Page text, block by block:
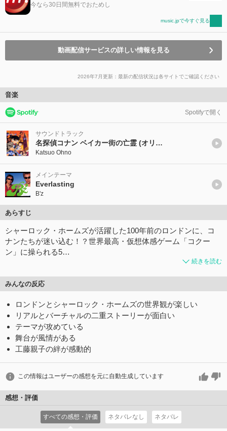
今なら30日間無料でおためし
music.jpで今すぐ見る
動画配信サービスの詳しい情報を見る
2026年7月更新：最新の配信状況は各サイトでご確認ください
音楽
Spotifyで開く
サウンドトラック
名探偵コナン ベイカー街の亡霊 (オリジナル・サウンドトラック)
Katsuo Ohno
メインテーマ
Everlasting
B'z
あらすじ
シャーロック・ホームズが活躍した100年前のロンドンに、コ
ナンたちが迷い込む！？世界最高・仮想体感ゲーム「コクー
ン」に操られる5…
続きを読む
みんなの反応
ロンドンとシャーロック・ホームズの世界観が楽しい
リアルとバーチャルの二重ストーリーが面白い
テーマが攻めている
舞台が風情がある
工藤親子の絆が感動的
この情報はユーザーの感想を元に自動生成しています
感想・評価
すべての感想・評価 ネタバレなし ネタバレ